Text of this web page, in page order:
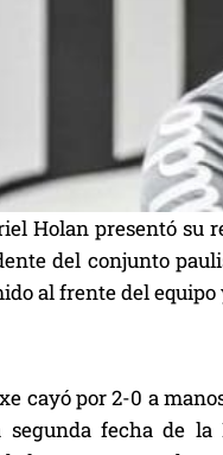
Holan presentó su
del conjunto
al frente del
cayó por 2-0 a
fecha de